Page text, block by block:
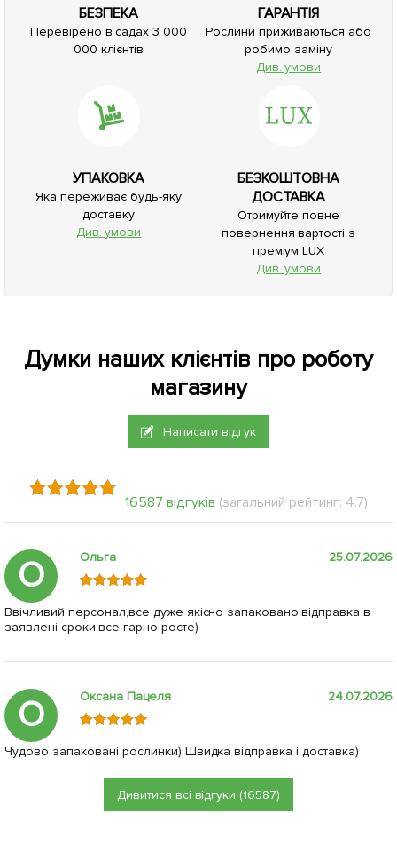
БЕЗПЕКА
Перевірено в садах 3 000
000 клієнтів
ГАРАНТІЯ
Рослини приживаються або
робимо заміну
Див. умови
УПАКОВКА
Яка переживає будь-яку
доставку
Див. умови
БЕЗКОШТОВНА
ДОСТАВКА
Отримуйте повне
повернення вартості з
преміум LUX
Див. умови
Думки наших клієнтів про роботу
магазину
Написати відгук
16587 відгуків (загальний рейтинг: 4.7)
О Ольга 25.07.2026
Ввічливий персонал,все дуже якісно запаковано,відправка в
заявлені сроки,все гарно росте)
О Оксана Пацеля 24.07.2026
Чудово запаковані рослинки) Швидка відправка і доставка)
Дивитися всі відгуки (16587)